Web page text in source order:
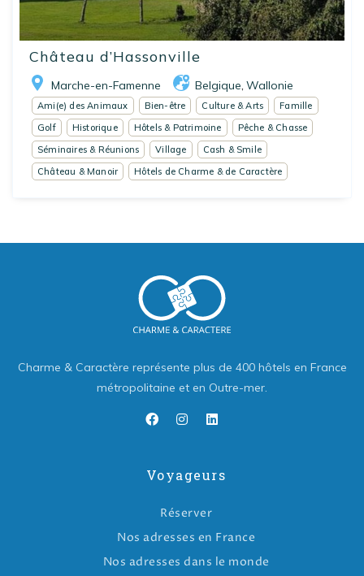
Château d’Hassonville
Marche-en-Famenne Belgique Wallonie
Ami(e) des Animaux Bien-être Culture & Arts
Famille
Golf
Historique Hôtels & Patrimoine
Pêche & Chasse
Séminaires & Réunions
Village
Cash & Smile
Château & Manoir
Hôtels de Charme & de Caractère
Charme & Caractère représente plus de 400 hôtels en France
métropolitaine et en Outre-mer.
Voyageurs
Réserver
Nos adresses en France
Nos adresses dans le monde